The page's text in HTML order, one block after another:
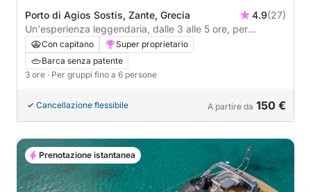
Porto di Agios Sostis, Zante, Grecia 4.9(27)
Un'esperienza leggendaria, dalle 3 alle 5 ore, per
scoprire le spiagge di Zante in motoscafo.
Con capitano
Super proprietario
Barca senza patente
3 ore · Per gruppi fino a 6 persone
Cancellazione flessibile A partire da 150 €
Prenotazione istantanea